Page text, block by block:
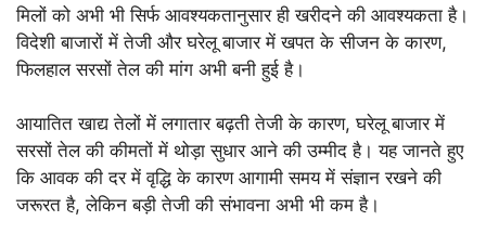
मिलों को अभी भी सिर्फ आवश्यकतानुसार ही खरीदने की आवश्यकता है।
विदेशी बाजारों में तेजी और घरेलू बाजार में खपत के सीजन के कारण,
फिलहाल सरसों तेल की मांग अभी बनी हुई है।
आयातित खाद्य तेलों में लगातार बढ़ती तेजी के कारण, घरेलू बाजार में
सरसों तेल की कीमतों में थोड़ा सुधार आने की उम्मीद है। यह जानते हुए
कि आवक की दर में वृद्धि के कारण आगामी समय में संज्ञान रखने की
जरूरत है, लेकिन बड़ी तेजी की संभावना अभी भी कम है।